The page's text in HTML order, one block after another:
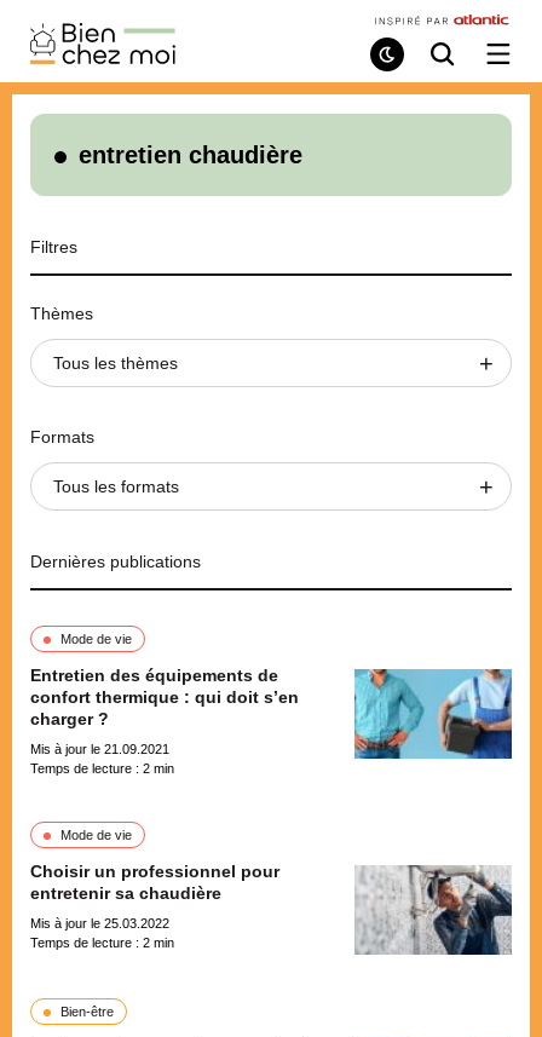
Bien
Chez
Moi
Mode
de
Recherche
/
le
entretien chaudière
Filtres
Thèmes
Tous les thèmes
Formats
Tous les formats
Dernières publications
Mode de vie
Entretien des équipements de
confort thermique : qui doit s’en
charger ?
Mis à jour le 21.09.2021
Temps de lecture : 2 min
Mode de vie
Choisir un professionnel pour
entretenir sa chaudière
Mis à jour le 25.03.2022
Temps de lecture : 2 min
Bien-être